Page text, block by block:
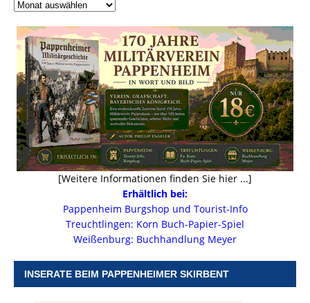
[Weitere Informationen finden Sie hier ...]
Erhältlich bei:
Pappenheim Burgshop und Tourist-Info
Treuchtlingen: Korn Buch-Papier-Spiel
Weißenburg: Buchhandlung Meyer
INSERATE BEIM PAPPENHEIMER SKIRBENT